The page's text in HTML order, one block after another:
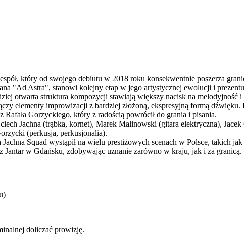
który od swojego debiutu w 2018 roku konsekwentnie poszerza
"Ad Astra", stanowi kolejny etap w jego artystycznej ewolucji i
otwarta struktura kompozycji stawiają większy nacisk na melodyjność i
elementy improwizacji z bardziej złożoną, ekspresyjną formą
Rafała Gorzyckiego, który z radością powrócił do grania i pisania.
Jachna (trąbka, kornet), Marek Malinowski (gitara elektryczna),
(perkusja, perkusjonalia).
Squad wystąpił na wielu prestiżowych scenach w Polsce, takich
Jantar w Gdańsku, zdobywając uznanie zarówno w kraju, jak i za granicą.
doliczać prowizję.